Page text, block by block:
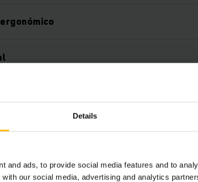
Details
and ads, to provide social media features and to
our social media, advertising and analytics